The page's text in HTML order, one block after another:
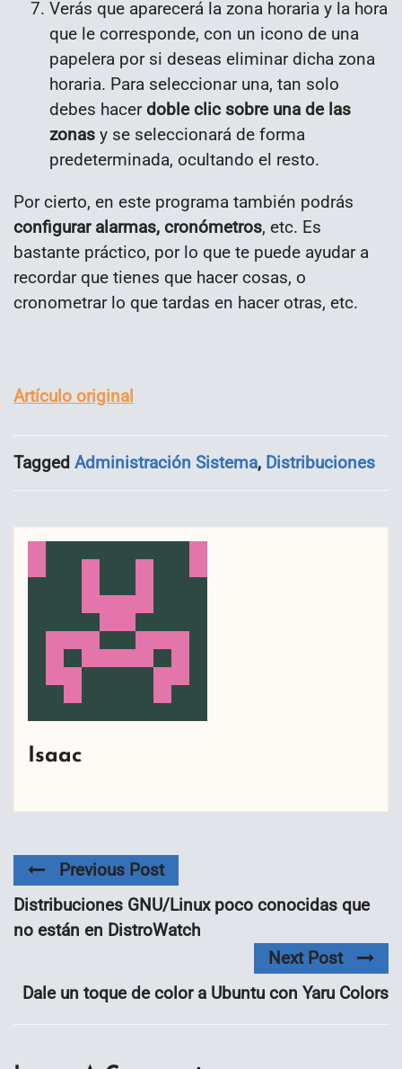
Verás que aparecerá la zona horaria y la hora
que le corresponde, con un icono de una
papelera por si deseas eliminar dicha zona
horaria. Para seleccionar una, tan solo
debes hacer doble clic sobre una de las
zonas y se seleccionará de forma
predeterminada, ocultando el resto.
Por cierto, en este programa también podrás
configurar alarmas, cronómetros, etc. Es
bastante práctico, por lo que te puede ayudar a
recordar que tienes que hacer cosas, o
cronometrar lo que tardas en hacer otras, etc.
Artículo original
Tagged Administración Sistema, Distribuciones
Isaac
Previous Post
Distribuciones GNU/Linux poco conocidas que
no están en DistroWatch
Next Post
Dale un toque de color a Ubuntu con Yaru Colors